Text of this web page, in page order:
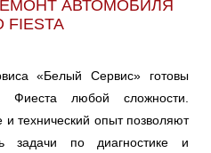
АВТОМОБИЛЯ
FIESTA
«Белый Сервис» готовы
Фиеста любой сложности.
технический опыт позволяют
задачи по диагностике и